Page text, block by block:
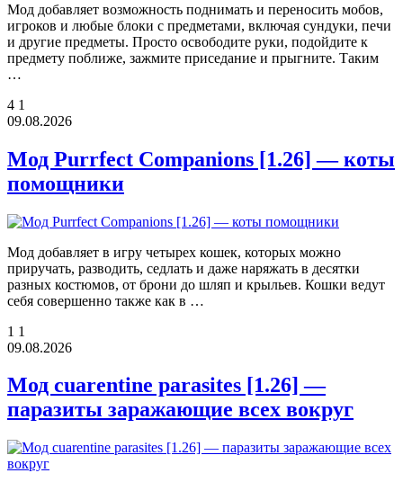
Мод добавляет возможность поднимать и переносить мобов,
игроков и любые блоки с предметами, включая сундуки, печи
и другие предметы. Просто освободите руки, подойдите к
предмету поближе, зажмите приседание и прыгните. Таким
…
4 1
09.08.2026
Мод Purrfect Companions [1.26] — коты
помощники
Мод добавляет в игру четырех кошек, которых можно
приручать, разводить, седлать и даже наряжать в десятки
разных костюмов, от брони до шляп и крыльев. Кошки ведут
себя совершенно также как в …
1 1
09.08.2026
Мод cuarentine parasites [1.26] —
паразиты заражающие всех вокруг